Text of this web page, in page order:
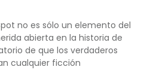
no es sólo un elemento del
abierta en la historia de
de que los verdaderos
cualquier ficción